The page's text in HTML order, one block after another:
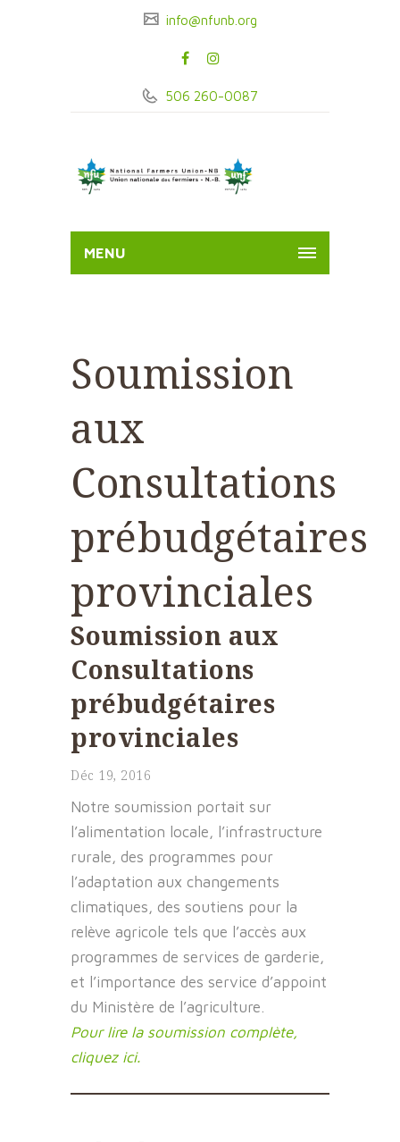
info@nfunb.org
506 260-0087
MENU
Soumission
aux
Consultations
prébudgétaires
provinciales
Soumission aux
Consultations
prébudgétaires
provinciales
Déc 19, 2016
Notre soumission portait sur
l’alimentation locale, l’infrastructure
rurale, des programmes pour
l’adaptation aux changements
climatiques, des soutiens pour la
relève agricole tels que l’accès aux
programmes de services de garderie,
et l’importance des service d’appoint
du Ministère de l’agriculture.
Pour lire la soumission complète,
cliquez ici.